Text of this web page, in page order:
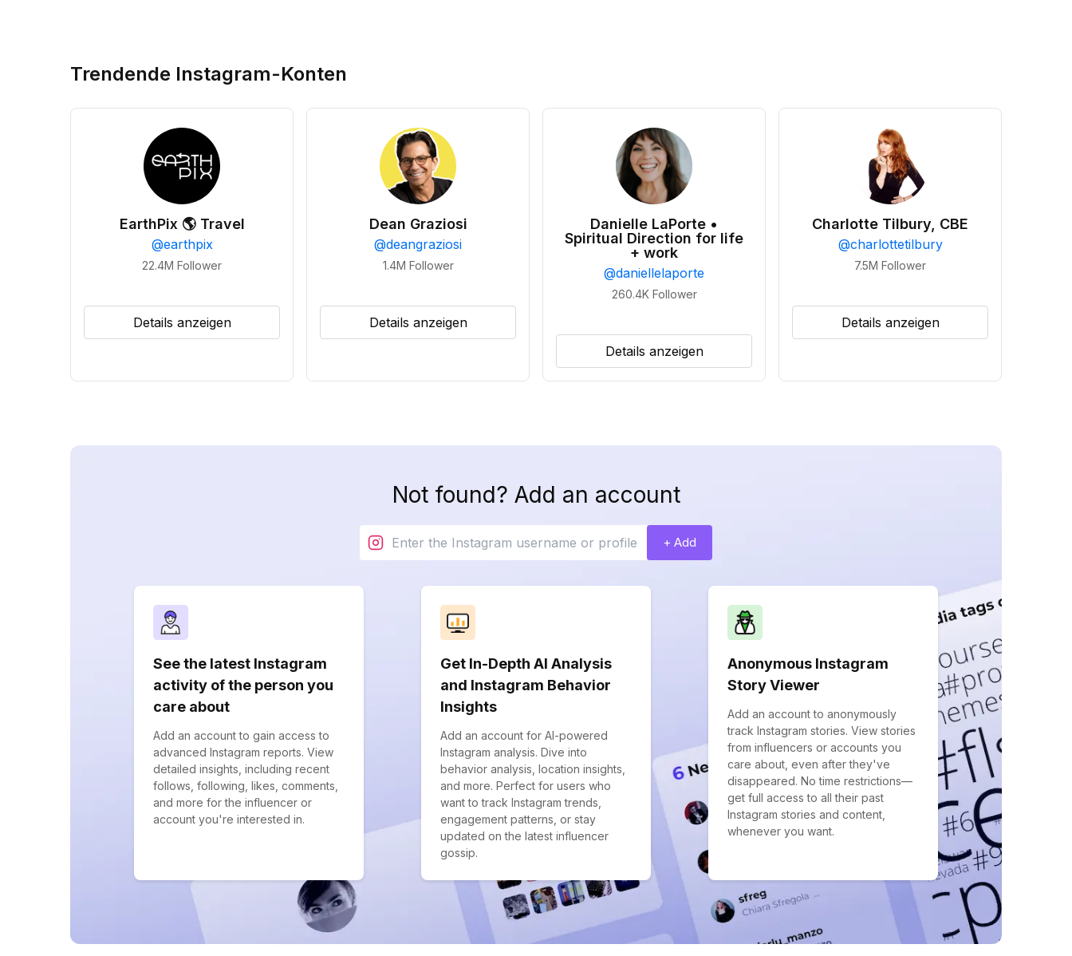
Trendende Instagram-Konten
EarthPix 🌎 Travel
@earthpix
22.4M Follower
Details anzeigen
Dean Graziosi
@deangraziosi
1.4M Follower
Details anzeigen
Danielle LaPorte •
Spiritual Direction for life
+ work
@daniellelaporte
260.4K Follower
Details anzeigen
Charlotte Tilbury, CBE
@charlottetilbury
7.5M Follower
Details anzeigen
Not found? Add an account
+ Add
See the latest Instagram
activity of the person you
care about
Add an account to gain access to
advanced Instagram reports. View
detailed insights, including recent
follows, following, likes, comments,
and more for the influencer or
account you're interested in.
Get In-Depth AI Analysis
and Instagram Behavior
Insights
Add an account for AI-powered
Instagram analysis. Dive into
behavior analysis, location insights,
and more. Perfect for users who
want to track Instagram trends,
engagement patterns, or stay
updated on the latest influencer
gossip.
Anonymous Instagram
Story Viewer
Add an account to anonymously
track Instagram stories. View stories
from influencers or accounts you
care about, even after they've
disappeared. No time restrictions—
get full access to all their past
Instagram stories and content,
whenever you want.